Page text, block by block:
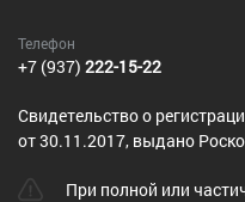
Телефон
+7 (937) 222-15-22
Cвидетельство о
от 30.11.2017, выдано
При полной или